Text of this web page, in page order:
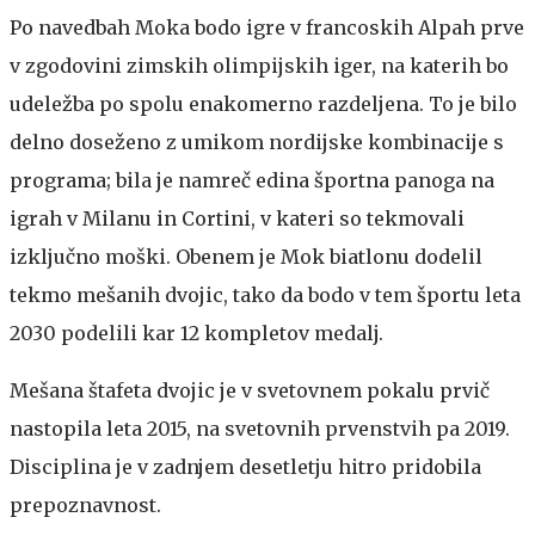
Po navedbah Moka bodo igre v francoskih Alpah prve
v zgodovini zimskih olimpijskih iger, na katerih bo
udeležba po spolu enakomerno razdeljena. To je bilo
delno doseženo z umikom nordijske kombinacije s
programa; bila je namreč edina športna panoga na
igrah v Milanu in Cortini, v kateri so tekmovali
izključno moški. Obenem je Mok biatlonu dodelil
tekmo mešanih dvojic, tako da bodo v tem športu leta
2030 podelili kar 12 kompletov medalj.
Mešana štafeta dvojic je v svetovnem pokalu prvič
nastopila leta 2015, na svetovnih prvenstvih pa 2019.
Disciplina je v zadnjem desetletju hitro pridobila
prepoznavnost.